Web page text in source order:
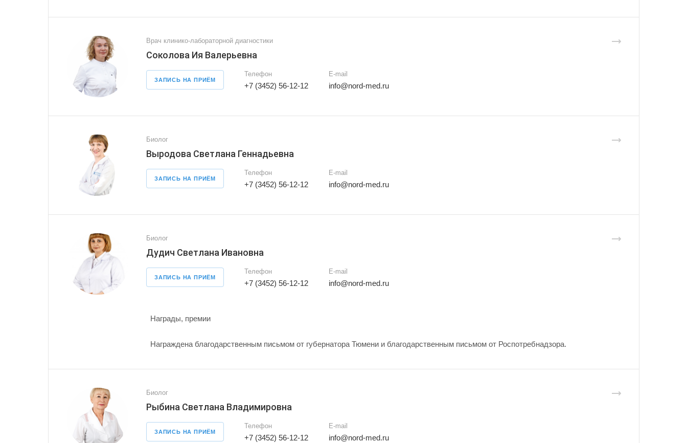
Врач клинико-лабораторной диагностики
Соколова Ия Валерьевна
ЗАПИСЬ НА ПРИЁМ
Телефон
+7 (3452) 56-12-12
E-mail
info@nord-med.ru
Биолог
Выродова Светлана Геннадьевна
ЗАПИСЬ НА ПРИЁМ
Телефон
+7 (3452) 56-12-12
E-mail
info@nord-med.ru
Биолог
Дудич Светлана Ивановна
ЗАПИСЬ НА ПРИЁМ
Телефон
+7 (3452) 56-12-12
E-mail
info@nord-med.ru
Награды, премии
Награждена благодарственным письмом от губернатора Тюмени и благодарственным письмом от Роспотребнадзора.
Биолог
Рыбина Светлана Владимировна
ЗАПИСЬ НА ПРИЁМ
Телефон
+7 (3452) 56-12-12
E-mail
info@nord-med.ru